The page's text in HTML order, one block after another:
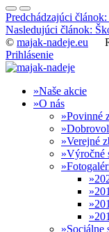
Predchádzajúci
Nasledujúci článok:
© majak-nadeje.eu
Prihlásenie
Naše akcie
O nás
Povinné
Verejné
Výročné
Sociálne